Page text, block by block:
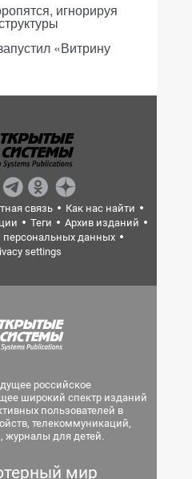
игнорируя
«Витрину
связь
Как нас найти
Теги
Архив изданий
персональных данных
settings
российское
широкий спектр изданий
пользователей в
телекоммуникаций,
для детей.
мир